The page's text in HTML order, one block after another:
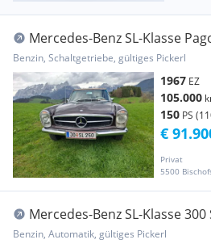
Mercedes-Benz SL-Klasse
Benzin, Schaltgetriebe, gültiges Pickerl
1967 EZ
105.000
150 PS
Privat
5500
€
Mercedes-Benz SL-Klasse
Benzin, Automatik, gültiges Pickerl